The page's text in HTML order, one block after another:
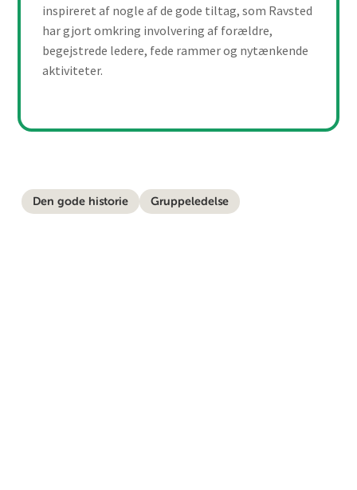
inspireret af nogle af de gode tiltag, som Ravsted
har gjort omkring involvering af forældre,
begejstrede ledere, fede rammer og nytænkende
aktiviteter.
Den gode historie Gruppeledelse